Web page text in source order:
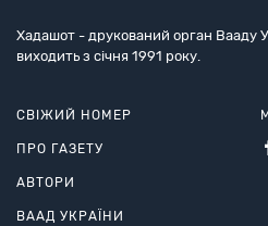
Хадашот - друкований орган Вааду
виходить з січня 1991 року.
СВІЖИЙ НОМЕР
ПРО ГАЗЕТУ
АВТОРИ
ВААД УКРАЇНИ